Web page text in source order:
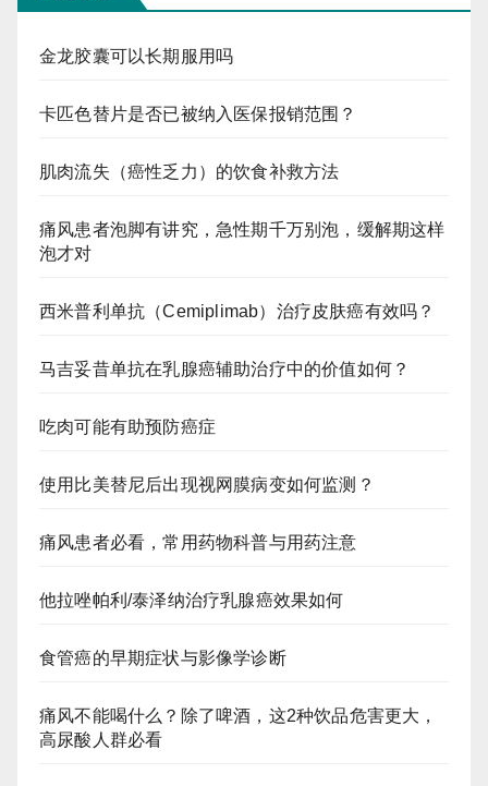
金龙胶囊可以长期服用吗
卡匹色替片是否已被纳入医保报销范围？
肌肉流失（癌性乏力）的饮食补救方法
痛风患者泡脚有讲究，急性期千万别泡，缓解期这样
泡才对
西米普利单抗（Cemiplimab）治疗皮肤癌有效吗？
马吉妥昔单抗在乳腺癌辅助治疗中的价值如何？
吃肉可能有助预防癌症
使用比美替尼后出现视网膜病变如何监测？
痛风患者必看，常用药物科普与用药注意
他拉唑帕利/泰泽纳治疗乳腺癌效果如何
食管癌的早期症状与影像学诊断
痛风不能喝什么？除了啤酒，这2种饮品危害更大，
高尿酸人群必看